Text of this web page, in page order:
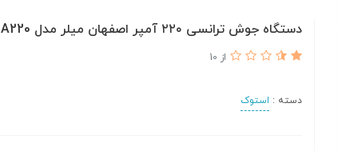
دستگاه جوش ترانسی ۲۲۰ آمپر‌ اصفهان میلر مدل A220 استوک
از 10
دسته : استوک